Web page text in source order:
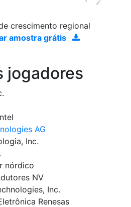
crescimento regional
amostra grátis
jogadores
AG
Inc.
nórdico
NV
Inc.
Renesas